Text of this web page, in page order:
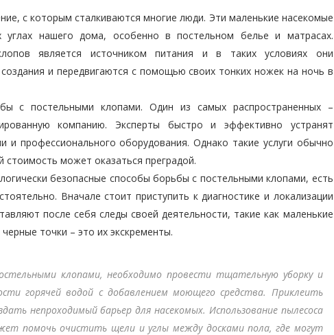
с которым сталкиваются многие люди. Эти маленькие насекомые
нашего дома, особенно в постельном белье и матрасах.
является источником питания и в таких условиях они
и передвигаются с помощью своих тонких ножек на ночь в
с постельными клопами. Один из самых распространенных –
компанию. Эксперты быстро и эффективно устранят
профессионального оборудования. Однако такие услуги обычно
может оказаться преградой.
безопасные способы борьбы с постельными клопами, есть
Вначале стоит приступить к диагностике и локализации
после себя следы своей деятельности, такие как маленькие
точки – это их экскременты.
клопами, необходимо провести тщательную уборку и
горячей водой с добавлением моющего средства. Приклеить
непроходимый барьер для насекомых. Использование пылесоса
помочь очистить щели и углы между досками пола, где могут